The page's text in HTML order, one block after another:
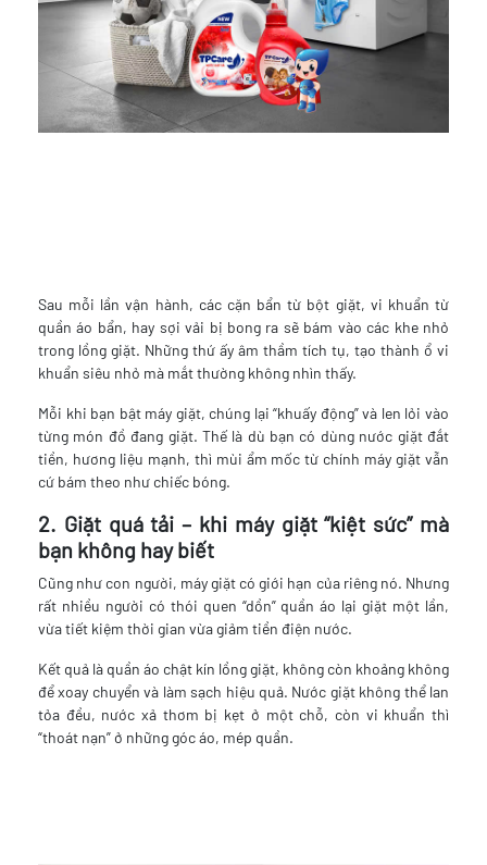
Sau mỗi lần vận hành, các cặn bẩn từ bột giặt, vi khuẩn từ
quần áo bẩn, hay sợi vải bị bong ra sẽ bám vào các khe nhỏ
trong lồng giặt. Những thứ ấy âm thầm tích tụ, tạo thành ổ vi
khuẩn siêu nhỏ mà mắt thường không nhìn thấy.
Mỗi khi bạn bật máy giặt, chúng lại “khuấy động” và len lỏi vào
từng món đồ đang giặt. Thế là dù bạn có dùng nước giặt đắt
tiền, hương liệu mạnh, thì mùi ẩm mốc từ chính máy giặt vẫn
cứ bám theo như chiếc bóng.
2. Giặt quá tải – khi máy giặt “kiệt sức” mà
bạn không hay biết
Cũng như con người, máy giặt có giới hạn của riêng nó. Nhưng
rất nhiều người có thói quen “dồn” quần áo lại giặt một lần,
vừa tiết kiệm thời gian vừa giảm tiền điện nước.
Kết quả là quần áo chật kín lồng giặt, không còn khoảng không
để xoay chuyển và làm sạch hiệu quả. Nước giặt không thể lan
tỏa đều, nước xả thơm bị kẹt ở một chỗ, còn vi khuẩn thì
“thoát nạn” ở những góc áo, mép quần.